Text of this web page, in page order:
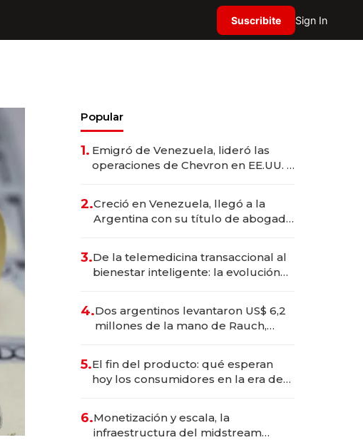
Suscribite Sign In
Popular
1. Emigró de Venezuela, lideró las
operaciones de Chevron en EE.UU. y
2.Creció en Venezuela, llegó a la
Argentina con su título de abogado
marcas "fast premium"
3.De la telemedicina transaccional al
bienestar inteligente: la evolución
4.Dos argentinos levantaron US$ 6,2
millones de la mano de Rauch,
5.El fin del producto: qué esperan
hoy los consumidores en la era de
6.Monetización y escala, la
infraestructura del midstream